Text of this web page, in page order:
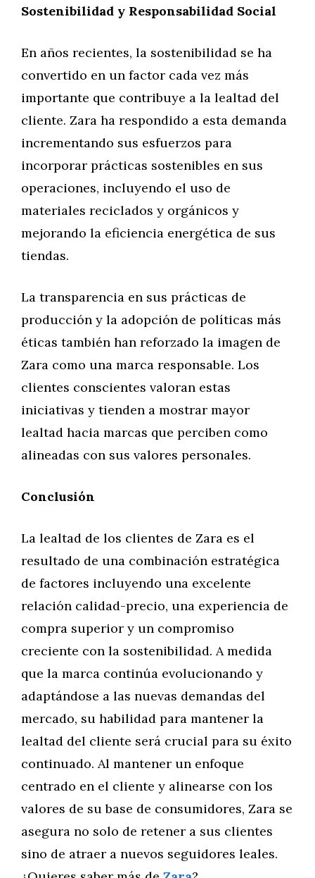
Sostenibilidad y Responsabilidad Social
En años recientes, la sostenibilidad se ha
convertido en un factor cada vez más
importante que contribuye a la lealtad del
cliente. Zara ha respondido a esta demanda
incrementando sus esfuerzos para
incorporar prácticas sostenibles en sus
operaciones, incluyendo el uso de
materiales reciclados y orgánicos y
mejorando la eficiencia energética de sus
tiendas.
La transparencia en sus prácticas de
producción y la adopción de políticas más
éticas también han reforzado la imagen de
Zara como una marca responsable. Los
clientes conscientes valoran estas
iniciativas y tienden a mostrar mayor
lealtad hacia marcas que perciben como
alineadas con sus valores personales.
Conclusión
La lealtad de los clientes de Zara es el
resultado de una combinación estratégica
de factores incluyendo una excelente
relación calidad-precio, una experiencia de
compra superior y un compromiso
creciente con la sostenibilidad. A medida
que la marca continúa evolucionando y
adaptándose a las nuevas demandas del
mercado, su habilidad para mantener la
lealtad del cliente será crucial para su éxito
continuado. Al mantener un enfoque
centrado en el cliente y alinearse con los
valores de su base de consumidores, Zara se
asegura no solo de retener a sus clientes
sino de atraer a nuevos seguidores leales.